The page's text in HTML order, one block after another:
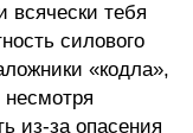
всячески тебя
силового
«кодла»,
несмотря
из-за опасения